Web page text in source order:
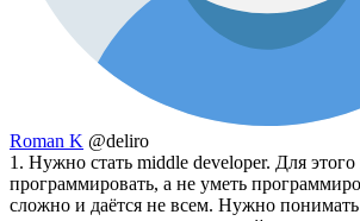
Roman K @deliro
1. Нужно стать middle developer. Для
программировать, а не уметь
сложно и даётся не всем. Нужно